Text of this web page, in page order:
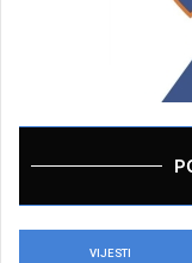
VIJESTI